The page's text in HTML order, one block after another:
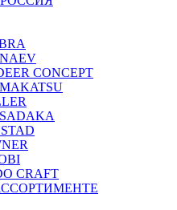
CONCEPT
CRAFT